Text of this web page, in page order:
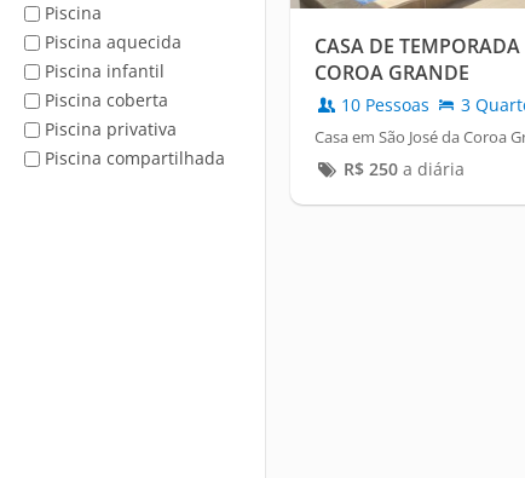
Piscina
Piscina aquecida
Piscina infantil
Piscina coberta
Piscina privativa
Piscina compartilhada
CASA DE
COROA GRANDE
10 Pessoas 3
Casa em São José da Coroa
R$ 250a diária